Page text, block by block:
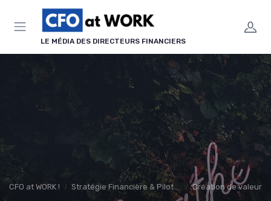
LE MÉDIA DES DIRECTEURS FINANCIERS
CFO at WORK ! Stratégie Financière & Pilotage Création de valeur
Panneau de gestion des cookies